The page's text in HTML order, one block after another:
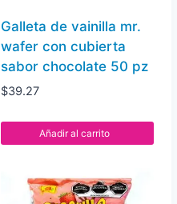
Galleta de vainilla mr.
wafer con cubierta
sabor chocolate 50 pz
$39.27
Añadir al carrito